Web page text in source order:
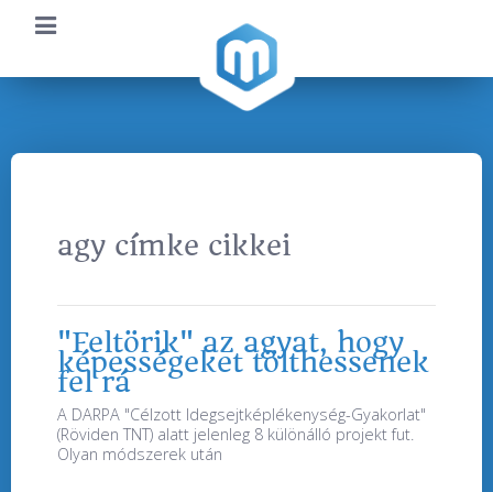
agy címke cikkei
"Feltörik" az agyat, hogy
képességeket tölthessenek
fel rá
A DARPA "Célzott Idegsejtképlékenység-Gyakorlat"
(Röviden TNT) alatt jelenleg 8 különálló projekt fut.
Olyan módszerek után